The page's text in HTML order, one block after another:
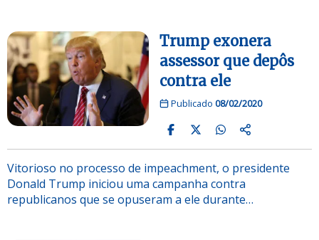
Trump exonera
assessor que depôs
contra ele
Publicado 08/02/2020
Vitorioso no processo de impeachment, o presidente
Donald Trump iniciou uma campanha contra
republicanos que se opuseram a ele durante…